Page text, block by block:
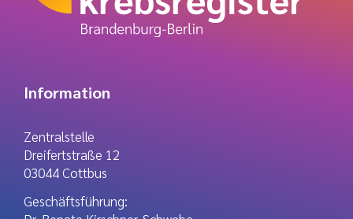
Information
Zentralstelle
Dreifertstraße 12
03044 Cottbus
Geschäftsführung: